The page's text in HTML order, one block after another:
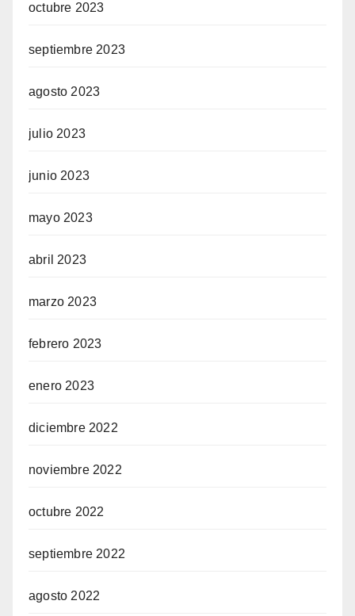
octubre 2023
septiembre 2023
agosto 2023
julio 2023
junio 2023
mayo 2023
abril 2023
marzo 2023
febrero 2023
enero 2023
diciembre 2022
noviembre 2022
octubre 2022
septiembre 2022
agosto 2022